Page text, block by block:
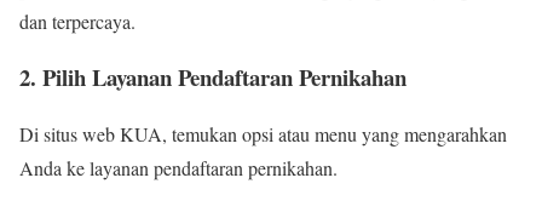
dan terpercaya.
2. Pilih Layanan Pendaftaran Pernikahan
Di situs web KUA, temukan opsi atau menu yang mengarahkan
Anda ke layanan pendaftaran pernikahan.